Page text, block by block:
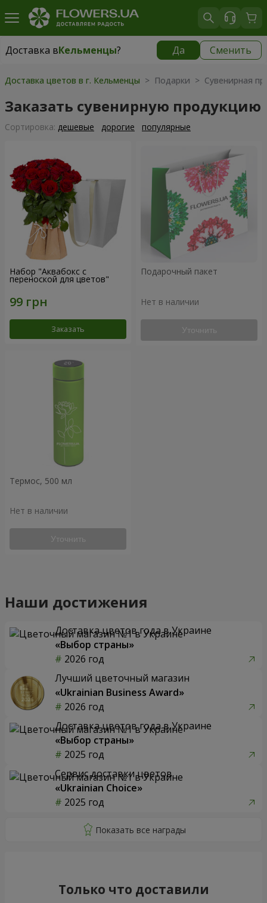
Доставка вКельменцы? Да Сменить
Доставка вКельменцы|
Доставка цветов в г. Кельменцы > Подарки > Сувенирная
Заказать сувенирную продукцию
Cортировка: дешевые дорогие популярные
Набор "Аквабокс с
переноской для цветов"
Заказать
Подарочный пакет
Нет в наличии
Уточнить
Термос, 500 мл
Нет в наличии
Уточнить
Наши достижения
Доставка цветов года в Украине
«Выбор страны»
2026 год
Лучший цветочный магазин
«Ukrainian Business Award»
2026 год
Доставка цветов года в Украине
«Выбор страны»
2025 год
Сервис доставки цветов
«Ukrainian Choice»
2025 год
Только что доставили